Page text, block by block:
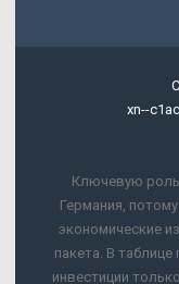
xn--
Ключевую роль
Германия,
экономические
пакета. В
инвестиции